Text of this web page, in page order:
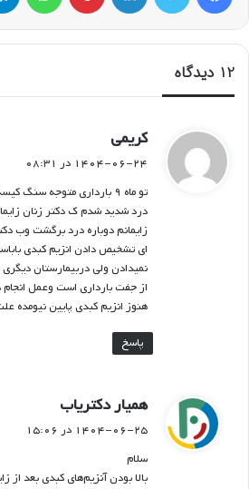
12 دیدگاه
کریمی
:
۱۴۰۴-۰۶-۲۴ در ۰۸:۳۱
درد شدید شدم ک دکتر زنان
زایمانم دوباره درد برگشت وب
ای تشخیص دادن انزیم کبدی
نمیدادن ولی دربیمارستان دیگری
هنوز انزیم کبدی پایین نیومده
پاسخ
همیار دکتریاب
۱۴۰۴-۰۶-۲۵ در ۱۵:۰۶
سلام
بالا بودن آنزیم‌های کبدی بعد